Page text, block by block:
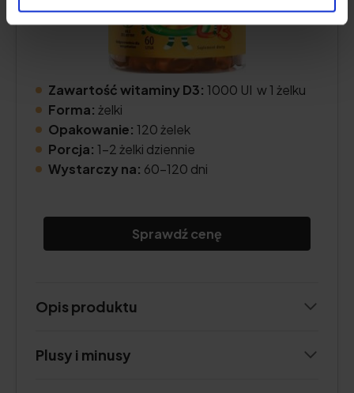
Zawartość witaminy D3: 1000 UI w 1 żelku
Forma: żelki
Opakowanie: 120 żelek
Porcja: 1-2 żelki dziennie
Wystarczy na: 60-120 dni
Sprawdź cenę
Opis produktu
Plusy i minusy